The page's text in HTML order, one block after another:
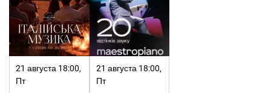
21 августа 18:00,
Пт
21 августа 18:00,
Пт